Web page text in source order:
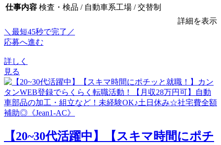
仕事内容 検査・検品 / 自動車系工場 / 交替制
詳細を表示
＼最短45秒で完了／
応募へ進む
詳しく
見る
【20~30代活躍中】【スキマ時間にポチ